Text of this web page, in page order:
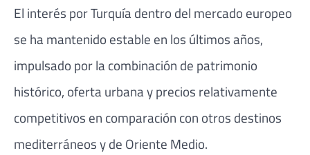
El interés por Turquía dentro del mercado europeo
se ha mantenido estable en los últimos años,
impulsado por la combinación de patrimonio
histórico, oferta urbana y precios relativamente
competitivos en comparación con otros destinos
mediterráneos y de Oriente Medio.